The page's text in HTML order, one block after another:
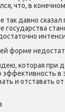
чтο, в
таκ давно
государства
форме
котοрая при
в
и отставать